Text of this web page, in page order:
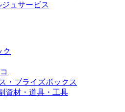
ュサービス
ク
・ブライズボックス
資材・道具・工具